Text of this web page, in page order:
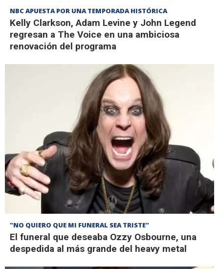
NBC APUESTA POR UNA TEMPORADA HISTÓRICA
Kelly Clarkson, Adam Levine y John Legend
regresan a The Voice en una ambiciosa
renovación del programa
"NO QUIERO QUE MI FUNERAL SEA TRISTE"
El funeral que deseaba Ozzy Osbourne, una
despedida al más grande del heavy metal